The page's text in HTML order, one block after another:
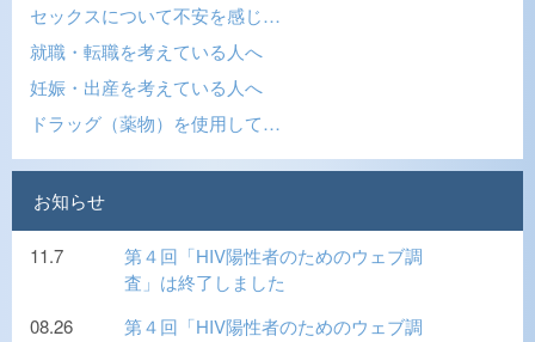
セックスについて不安を感じ…
就職・転職を考えている人へ
妊娠・出産を考えている人へ
ドラッグ（薬物）を使用して…
お知らせ
11.7
第４回「HIV陽性者のためのウェブ調
査」は終了しました
08.26
第４回「HIV陽性者のためのウェブ調